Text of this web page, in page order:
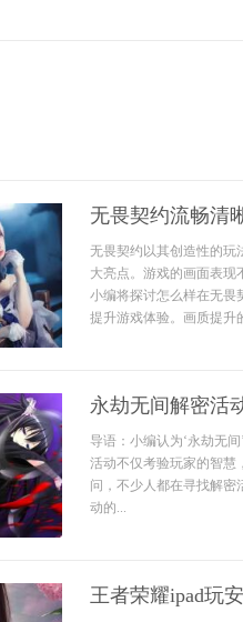
无畏契约流畅清
无畏契约以其创造性的玩
大亮点。游戏的画面表现
小编将探讨怎么样在无畏
提升游戏体验。画质提升
永劫无间解密活
导语：小编认为‘永劫无
活动不仅考验玩家的智慧
问，不少人都在寻找解密
动的...
王者荣耀ipad玩